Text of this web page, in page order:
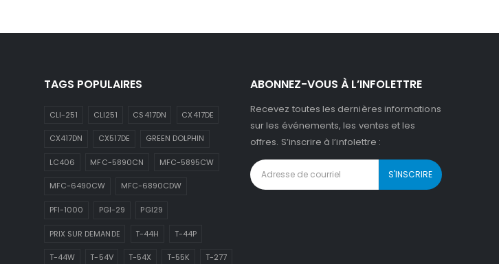
TAGS POPULAIRES
CLI-251 CLI251 CS417DN CX417DE
CX417DN CX517DE GREEN DOLPHIN
LC406 MFC-5890CN MFC-5895CW
MFC-6490CW MFC-6890CDW
PFI-1000 PGI-29 PGI29
PRIX SUR DEMANDE T-44H T-44P
T-44W T-54V T-54X T-55K T-277
ABONNEZ-VOUS À L’INFOLETTRE
Recevez toutes les dernières informations
sur les événements, les ventes et les
offres. S’inscrire à l’infolettre :